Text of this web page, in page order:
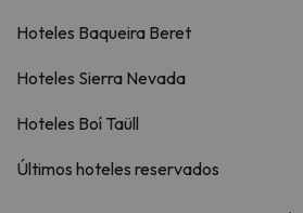
Hoteles Baqueira Beret
Hoteles Sierra Nevada
Hoteles Boí Taüll
Últimos hoteles reservados